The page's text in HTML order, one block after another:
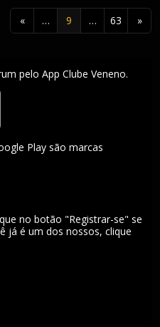
« … 9 … 63 »
pelo App Clube Veneno.
Play são marcas
no botão "Registrar-se" se
já é um dos nossos, clique